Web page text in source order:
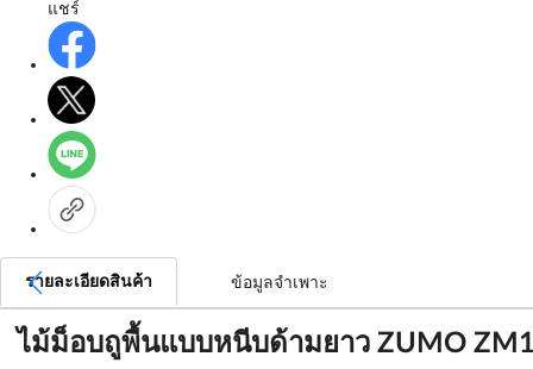
แชร์
รายละเอียดสินค้า ข้อมูลจำเพาะ
ไม้ม็อบถูพื้นแบบหนีบด้ามยาว ZUMO